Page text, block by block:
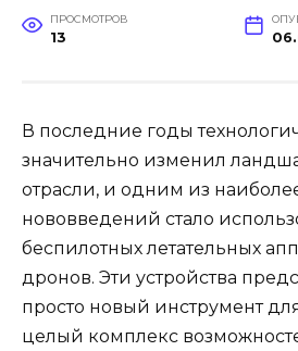
ПРОСМОТРОВ
13
В последние годы
значительно изменил
отрасли, и одним из
нововведений стало
беспилотных летательных
дронов. Эти устройства
просто новый инструмент
целый комплекс